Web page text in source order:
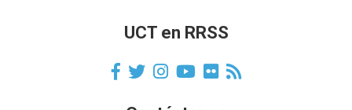
UCT en RRSS